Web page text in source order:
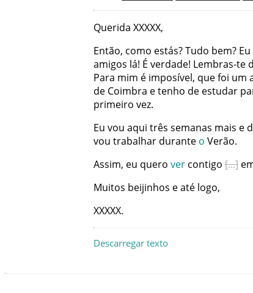
Querida XXXXX,
Então, como estás?Tudo bem? Eu
amigos lá! É verdade! Lembras-te
Para mim é imposível, quefoi um
de Coimbra etenho de estudar
primeiro vez.
Eu vou aqui três semanas mais e
vou trabalhar durante o Verão.
Assim, eu quero ver contigo
Muitos beijinhos eaté logo,
XXXXX.
Descarregar texto